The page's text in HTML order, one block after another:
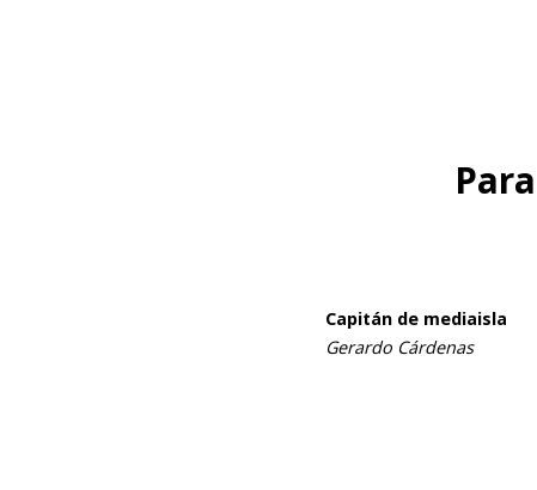
Capitán de mediaisla
Gerardo Cárdenas